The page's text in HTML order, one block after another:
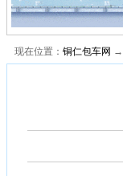
现在位置： 铜仁包车网 →